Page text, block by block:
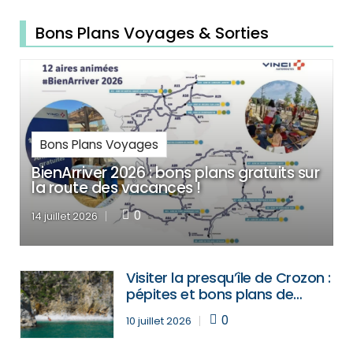
Bons Plans Voyages & Sorties
Bons Plans Voyages
BienArriver 2026 : bons plans gratuits sur
la route des vacances !
14 juillet 2026 0
Visiter la presqu’île de Crozon :
pépites et bons plans de
Crozon à Camaret
10 juillet 2026 0